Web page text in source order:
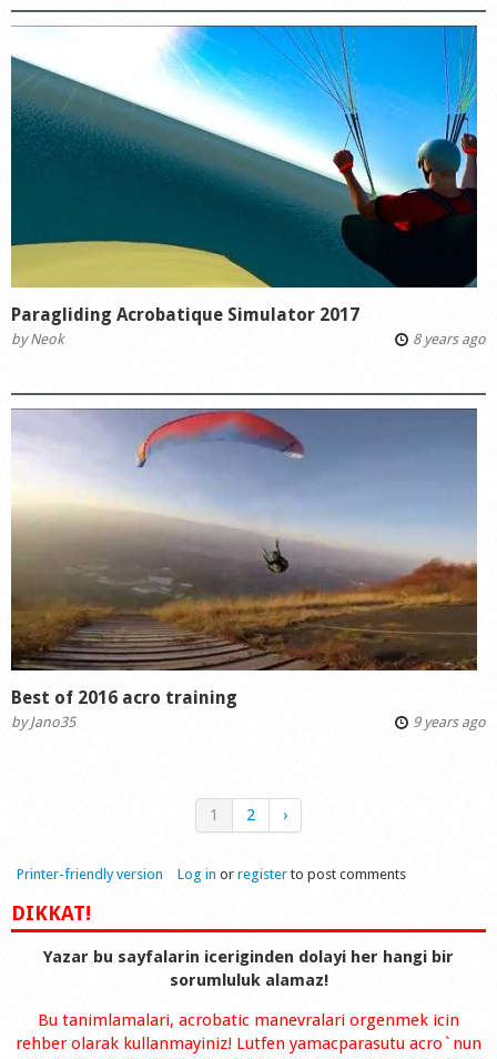
Paragliding Acrobatique Simulator 2017
byNeok 8 years ago
Best of 2016 acro training
byJano35 9 years ago
1 2 ›
Printer-friendly version Log in or register to post comments
DIKKAT!
Yazar bu sayfalarin iceriginden dolayi her hangi bir
sorumluluk alamaz!
Bu tanimlamalari, acrobatic manevralari orgenmek icin
rehber olarak kullanmayiniz! Lutfen yamacparasutu acro`nun